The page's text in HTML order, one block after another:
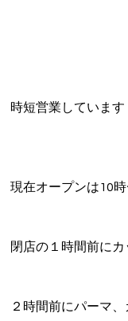
MENU
VOICE
NEWS
時短営業しています
現在オープンは10
閉店の１時間前にカ
２時間前にパーマ